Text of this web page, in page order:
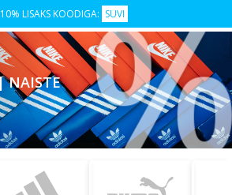
LISAKS KOODIGA: SUVI
NAISTE %